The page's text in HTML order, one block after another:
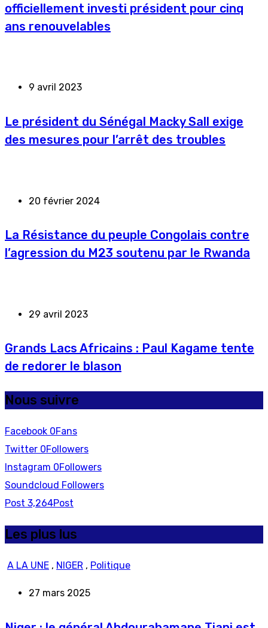
officiellement investi président pour cinq
ans renouvelables
9 avril 2023
Le président du Sénégal Macky Sall exige
des mesures pour l’arrêt des troubles
20 février 2024
La Résistance du peuple Congolais contre
l’agression du M23 soutenu par le Rwanda
29 avril 2023
Grands Lacs Africains : Paul Kagame tente
de redorer le blason
Nous suivre
Facebook 0Fans
Twitter 0Followers
Instagram 0Followers
Soundcloud Followers
Post 3,264Post
Les plus lus
A LA UNE , NIGER , Politique
27 mars 2025